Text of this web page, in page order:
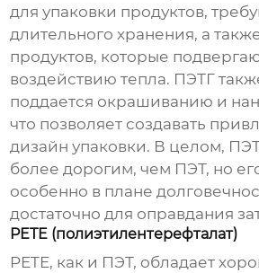
для упаковки продуктов,
длительного хранения, а
продуктов, которые
воздействию тепла. ПЭТГ
поддается окрашиванию и
что позволяет создавать
дизайн упаковки. В целом,
более дорогим, чем ПЭТ, но
особенно в плане
достаточно для оправдания
PETE (полиэтилентерефталат)
PETE, как и ПЭТ, обладает